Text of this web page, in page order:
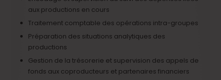
aux productions en cours
Traitement comptable des opérations intra-groupes
Préparation des situations analytiques des
productions
Gestion de la trésorerie et supervision des appels de
fonds aux coproducteurs et partenaires financiers